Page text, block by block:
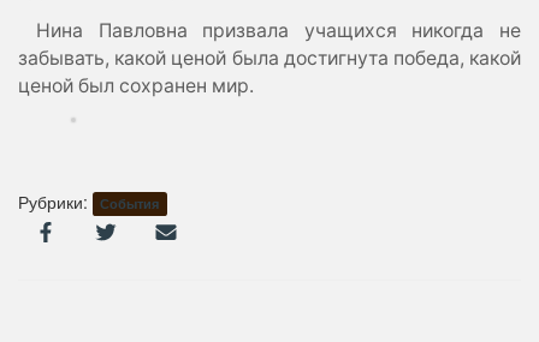
Нина Павловна призвала учащихся никогда не
забывать, какой ценой была достигнута победа, какой
ценой был сохранен мир.
Рубрики: События